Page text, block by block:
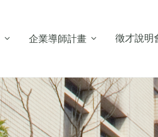
企業導師計畫 徵才說明